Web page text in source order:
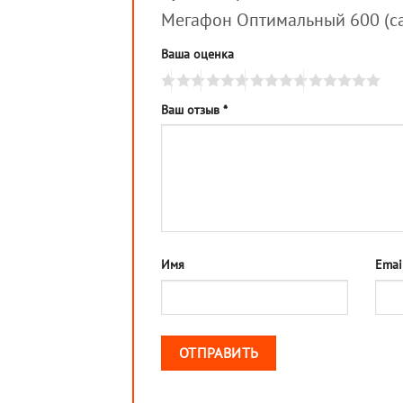
Мегафон Оптимальный 600
Ваша оценка
Ваш отзыв *
Имя